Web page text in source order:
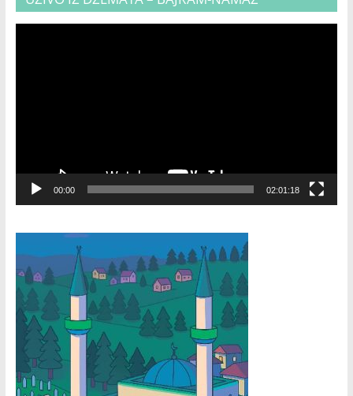
00:00 02:01:18